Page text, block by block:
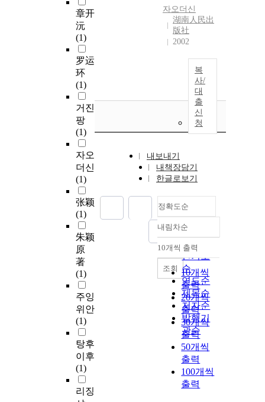
章开
沅
(1)
罗运
环
(1)
거진
팡
(1)
자오
더신
(1)
张颖
(1)
朱颖
原
著
(1)
주잉
위안
(1)
탕후
이후
(1)
리징
자오더신
湖南人民出
版社
2002
복
사/
대
출
신
청
내보내기
내책장담기
한글로보기
정확도순
정확도
순
인기도
순
연도순
제목순
저자순
발행기
관순
내림차순
내림차순
10개씩 출력
10개씩
출력
20개씩
출력
30개씩
출력
50개씩
출력
100개씩
출력
조회